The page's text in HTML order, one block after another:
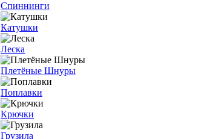
Спиннинги
Катушки
Леска
Плетёные Шнуры
Поплавки
Крючки
Грузила